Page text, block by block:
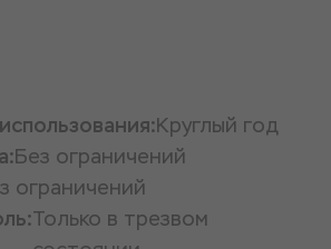
Круглый год
Без ограничений
ограничений
Только в трезвом